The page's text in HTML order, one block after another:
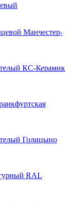
Манчестер-
КС-Керамик
Голицыно
RAL